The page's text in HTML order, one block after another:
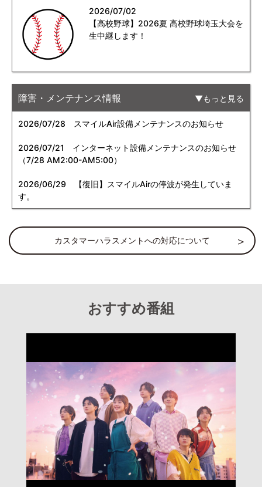
2026/07/02
【高校野球】2026夏 高校野球埼玉大会を
生中継します！
障害・メンテナンス情報 もっと見る
2026/07/28 スマイルAir設備メンテナンスのお知らせ
2026/07/21
インターネット設備メンテナンスのお知らせ
（7/28 AM2:00-AM5:00）
2026/06/29 【復旧】スマイルAirの停波が発生していま
す。
カスタマーハラスメントへの対応について
おすすめ番組